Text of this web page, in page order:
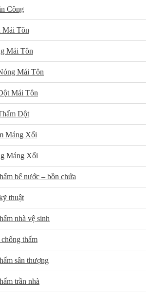
Công
Mái Tôn
Mái Tôn
Mái Tôn
Mái Tôn
Dột
Máng Xối
Máng Xối
bể nước – bồn chứa
thuật
nhà vệ sinh
thấm
sân thượng
trần nhà